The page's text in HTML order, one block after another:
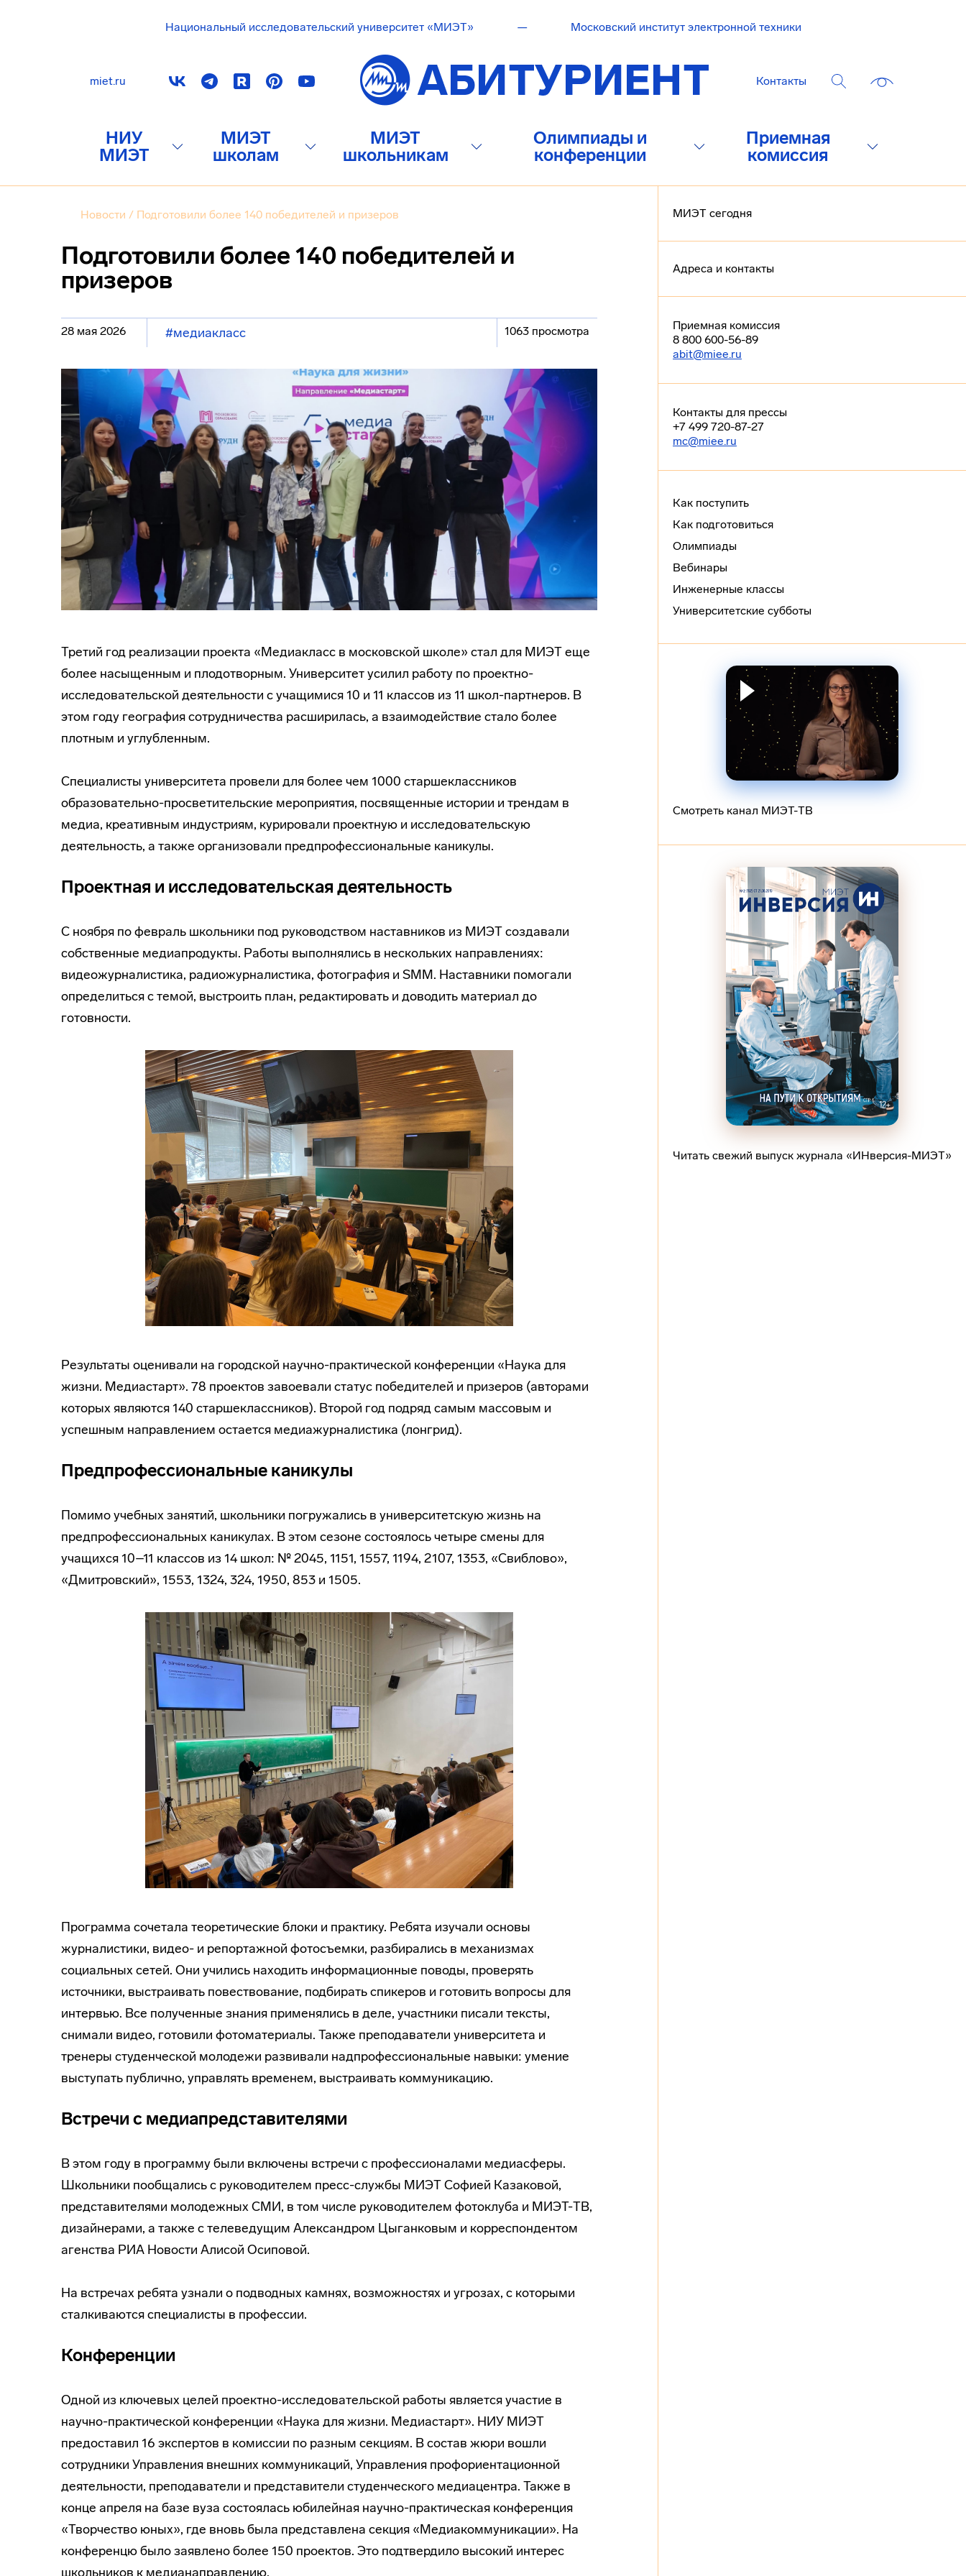
Национальный исследовательский университет «МИЭТ» — Московский институт электронной техники
miet.ru Контакты
НИУ
МИЭТ
МИЭТ
школам
МИЭТ
школьникам
Олимпиады и
конференции
Приемная
комиссия
Новости / Подготовили более 140 победителей и призеров
Подготовили более 140 победителей и
призеров
28 мая 2026 #медиакласс 1063 просмотра
Третий год реализации проекта «Медиакласс в московской школе» стал для МИЭТ еще
более насыщенным и плодотворным. Университет усилил работу по проектно-
исследовательской деятельности с учащимися 10 и 11 классов из 11 школ-партнеров. В
этом году география сотрудничества расширилась, а взаимодействие стало более
плотным и углубленным.
Специалисты университета провели для более чем 1000 старшеклассников
образовательно-просветительские мероприятия, посвященные истории и трендам в
медиа, креативным индустриям, курировали проектную и исследовательскую
деятельность, а также организовали предпрофессиональные каникулы.
Проектная и исследовательская деятельность
С ноября по февраль школьники под руководством наставников из МИЭТ создавали
собственные медиапродукты. Работы выполнялись в нескольких направлениях:
видеожурналистика, радиожурналистика, фотография и SMM. Наставники помогали
определиться с темой, выстроить план, редактировать и доводить материал до
готовности.
Результаты оценивали на городской научно-практической конференции «Наука для
жизни. Медиастарт». 78 проектов завоевали статус победителей и призеров (авторами
которых являются 140 старшеклассников). Второй год подряд самым массовым и
успешным направлением остается медиажурналистика (лонгрид).
Предпрофессиональные каникулы
Помимо учебных занятий, школьники погружались в университетскую жизнь на
предпрофессиональных каникулах. В этом сезоне состоялось четыре смены для
учащихся 10–11 классов из 14 школ: № 2045, 1151, 1557, 1194, 2107, 1353, «Свиблово»,
«Дмитровский», 1553, 1324, 324, 1950, 853 и 1505.
Программа сочетала теоретические блоки и практику. Ребята изучали основы
журналистики, видео- и репортажной фотосъемки, разбирались в механизмах
социальных сетей. Они учились находить информационные поводы, проверять
источники, выстраивать повествование, подбирать спикеров и готовить вопросы для
интервью. Все полученные знания применялись в деле, участники писали тексты,
снимали видео, готовили фотоматериалы. Также преподаватели университета и
тренеры студенческой молодежи развивали надпрофессиональные навыки: умение
выступать публично, управлять временем, выстраивать коммуникацию.
Встречи с медиапредставителями
В этом году в программу были включены встречи с профессионалами медиасферы.
Школьники пообщались с руководителем пресс-службы МИЭТ Софией Казаковой,
представителями молодежных СМИ, в том числе руководителем фотоклуба и МИЭТ-ТВ,
дизайнерами, а также с телеведущим Александром Цыганковым и корреспондентом
агенства РИА Новости Алисой Осиповой.
На встречах ребята узнали о подводных камнях, возможностях и угрозах, с которыми
сталкиваются специалисты в профессии.
Конференции
Одной из ключевых целей проектно-исследовательской работы является участие в
научно-практической конференции «Наука для жизни. Медиастарт». НИУ МИЭТ
предоставил 16 экспертов в комиссии по разным секциям. В состав жюри вошли
сотрудники Управления внешних коммуникаций, Управления профориентационной
деятельности, преподаватели и представители студенческого медиацентра. Также в
конце апреля на базе вуза состоялась юбилейная научно-практическая конференция
«Творчество юных», где вновь была представлена секция «Медиакоммуникации». На
конференцю было заявлено более 150 проектов. Это подтвердило высокий интерес
школьников к медианаправлению.
МИЭТ сегодня
Адреса и контакты
Приемная комиссия
8 800 600-56-89
abit@miee.ru
Контакты для прессы
+7 499 720-87-27
mc@miee.ru
Как поступить
Как подготовиться
Олимпиады
Вебинары
Инженерные классы
Университетские субботы
Смотреть канал МИЭТ-ТВ
Читать свежий выпуск журнала «ИНверсия-МИЭТ»